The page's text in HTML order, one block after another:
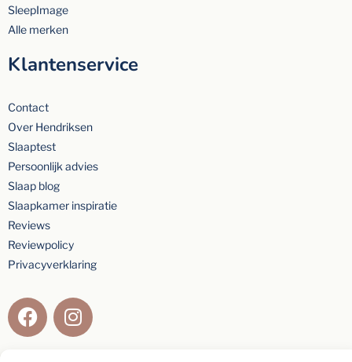
SleepImage
Alle merken
Klantenservice
Contact
Over Hendriksen
Slaaptest
Persoonlijk advies
Slaap blog
Slaapkamer inspiratie
Reviews
Reviewpolicy
Privacyverklaring